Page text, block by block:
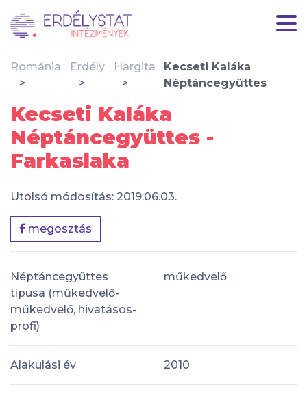
Románia Erdély Hargita
Kecseti Kaláka
Néptáncegyüttes
Kecseti Kaláka
Néptáncegyüttes -
Farkaslaka
Utolsó módosítás: 2019.06.03.
megosztás
Néptáncegyüttes
típusa (műkedvelő-
műkedvelő, hivatásos-
profi)
műkedvelő
Alakulási év 2010